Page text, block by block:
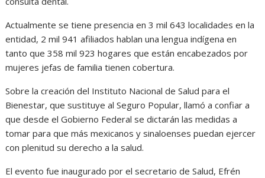
Actualmente se tiene presencia en 3 mil 643 localidades en la
entidad, 2 mil 941 afiliados hablan una lengua indígena en
tanto que 358 mil 923 hogares que están encabezados por
mujeres jefas de familia tienen cobertura.
Sobre la creación del Instituto Nacional de Salud para el
Bienestar, que sustituye al Seguro Popular, llamó a confiar a
que desde el Gobierno Federal se dictarán las medidas a
tomar para que más mexicanos y sinaloenses puedan ejercer
con plenitud su derecho a la salud.
El evento fue inaugurado por el secretario de Salud, Efrén